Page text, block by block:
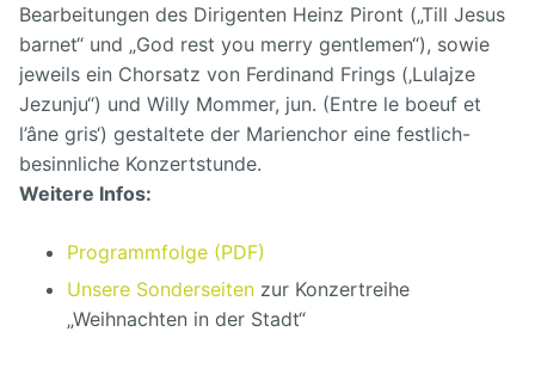
Bearbeitungen des Dirigenten Heinz Piront („Till Jesus
barnet“ und „God rest you merry gentlemen“), sowie
jeweils ein Chorsatz von Ferdinand Frings (‚Lulajze
Jezunju“) und Willy Mommer, jun. (Entre le boeuf et
l’âne gris‘) gestaltete der Marienchor eine festlich-
besinnliche Konzertstunde.
Weitere Infos:
Programmfolge (PDF)
Unsere Sonderseiten zur Konzertreihe
„Weihnachten in der Stadt“